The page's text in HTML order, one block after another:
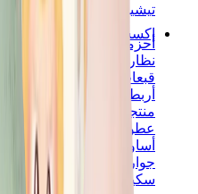
تيشيرتات
إكسسوارات
أحزمة
نظارات شمسية
قبعات وكاب
أربطة الأحذية
منتجات العناية بالسنيكرز
عطور
أساور
جوارب
سكيت بورد